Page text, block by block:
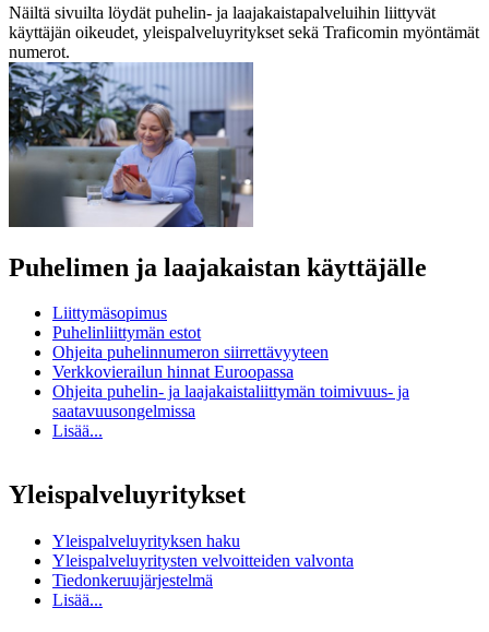
Näiltä sivuilta löydät puhelin- ja laajakaistapalveluihin liittyvät
käyttäjän oikeudet, yleispalveluyritykset sekä Traficomin myöntämät
numerot.
Puhelimen ja laajakaistan käyttäjälle
Liittymäsopimus
Puhelinliittymän estot
Ohjeita puhelinnumeron siirrettävyyteen
Verkkovierailun hinnat Euroopassa
Ohjeita puhelin- ja laajakaistaliittymän toimivuus- ja
saatavuusongelmissa
Lisää...
Yleispalveluyritykset
Yleispalveluyrityksen haku
Yleispalveluyritysten velvoitteiden valvonta
Tiedonkeruujärjestelmä
Lisää...